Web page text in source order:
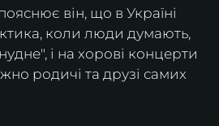
він, що в Україні
коли люди думають,
і на хорові концерти
родичі та друзі самих